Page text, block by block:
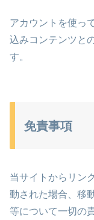
アカウントを使っ
込みコンテンツと
す。
免責事項
当サイトからリン
動された場合、移
等について一切の